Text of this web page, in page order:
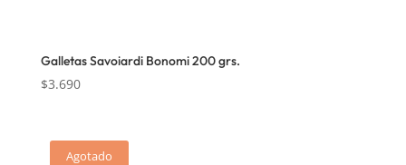
Galletas Savoiardi Bonomi 200 grs.
$3.690
Agotado